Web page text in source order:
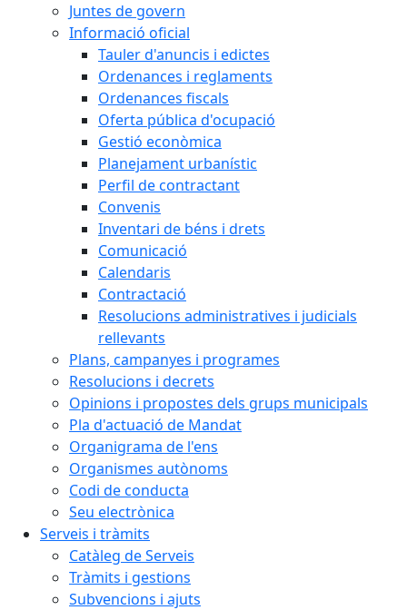
Juntes de govern
Informació oficial
Tauler d'anuncis i edictes
Ordenances i reglaments
Ordenances fiscals
Oferta pública d'ocupació
Gestió econòmica
Planejament urbanístic
Perfil de contractant
Convenis
Inventari de béns i drets
Comunicació
Calendaris
Contractació
Resolucions administratives i judicials
rellevants
Plans, campanyes i programes
Resolucions i decrets
Opinions i propostes dels grups municipals
Pla d'actuació de Mandat
Organigrama de l'ens
Organismes autònoms
Codi de conducta
Seu electrònica
Serveis i tràmits
Catàleg de Serveis
Tràmits i gestions
Subvencions i ajuts